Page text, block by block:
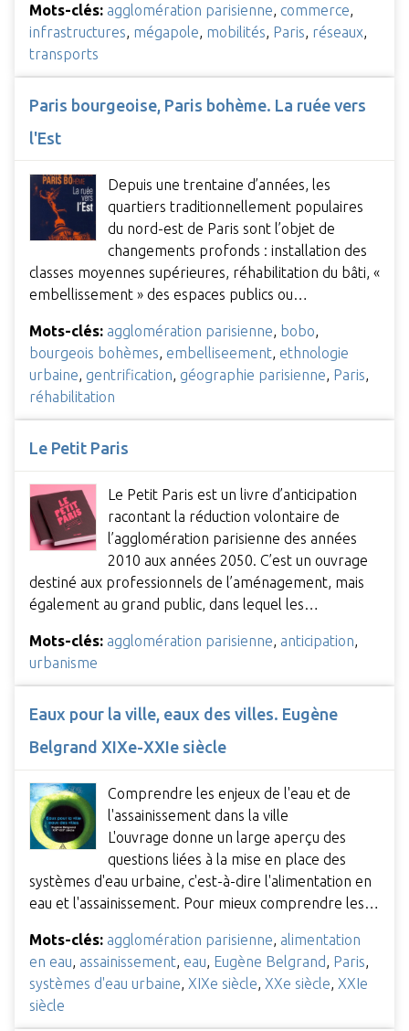
Mots-clés: agglomération parisienne commerce
infrastructures mégapole mobilités Paris réseaux
transports
Paris bourgeoise, Paris bohème. La ruée vers
l'Est
Depuis une trentaine d’années, les
quartiers traditionnellement populaires
du nord-est de Paris sont l’objet de
changements profonds : installation des
classes moyennes supérieures, réhabilitation du bâti, «
embellissement » des espaces publics ou…
Mots-clés: agglomération parisienne, bobo,
bourgeois bohèmes, embelliseement, ethnologie
urbaine, gentrification, géographie parisienne, Paris,
réhabilitation
Le Petit Paris
Le Petit Paris est un livre d’anticipation
racontant la réduction volontaire de
l’agglomération parisienne des années
2010 aux années 2050. C’est un ouvrage
destiné aux professionnels de l’aménagement, mais
également au grand public, dans lequel les…
Mots-clés: agglomération parisienne, anticipation,
urbanisme
Eaux pour la ville, eaux des villes. Eugène
Belgrand XIXe-XXIe siècle
Comprendre les enjeux de l'eau et de
l'assainissement dans la ville
L'ouvrage donne un large aperçu des
questions liées à la mise en place des
systèmes d'eau urbaine, c'est-à-dire l'alimentation en
eau et l'assainissement. Pour mieux comprendre les…
Mots-clés: agglomération parisienne, alimentation
en eau, assainissement, eau, Eugène Belgrand, Paris,
systèmes d'eau urbaine, XIXe siècle, XXe siècle, XXIe
siècle